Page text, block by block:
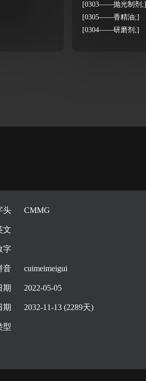
[0303——抛光制剂;]
[0305——香精油;]
[0304——研磨剂;]
头 CMMG
文
字
音 cuimeimeigui
期 2022-05-05
期 2032-11-13 (2289天)
型